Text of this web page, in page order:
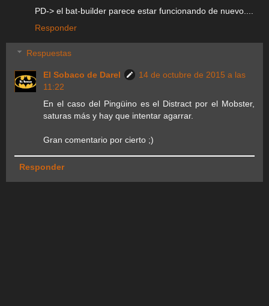
PD-> el bat-builder parece estar funcionando de nuevo....
Responder
Respuestas
El Sobaco de Darel
14 de octubre de 2015 a las
11:22
En el caso del Pingüino es el Distract por el Mobster,
saturas más y hay que intentar agarrar.
Gran comentario por cierto ;)
Responder